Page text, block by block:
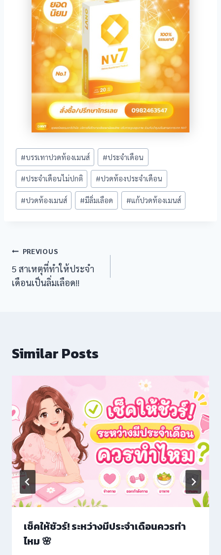
giriş
Post
Tags:
#บรรเทาปวดท้องเมนส์ #ประจำเดือน
#ประจำเดือนไม่ปกติ #ปวดท้องประจำเดือน
#ปวดท้องเมนส์ #มีลิ่มเลือด #แก้ปวดท้องเมนส์
Post
navigation
PREVIOUS
5 สาเหตุที่ทำให้ประจำ
เดือนเป็นลิ่มเลือด!!
Similar Posts
เช็คให้ชัวร์! ระหว่างมีประจำเดือนควรทำ
ไหม 🌸